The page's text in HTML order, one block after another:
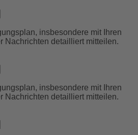
insbesondere mit Ihren
Nachrichten detailliert mitteilen.
insbesondere mit Ihren
Nachrichten detailliert mitteilen.